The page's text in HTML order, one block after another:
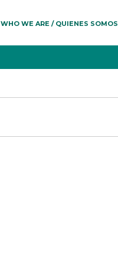
WHO WE ARE / QUIENES SOMOS